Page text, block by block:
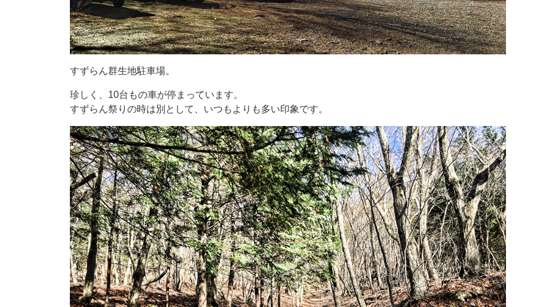
すずらん群生地駐車場。
珍しく、10台もの車が停まっています。
すずらん祭りの時は別として、いつもよりも多い印象です。